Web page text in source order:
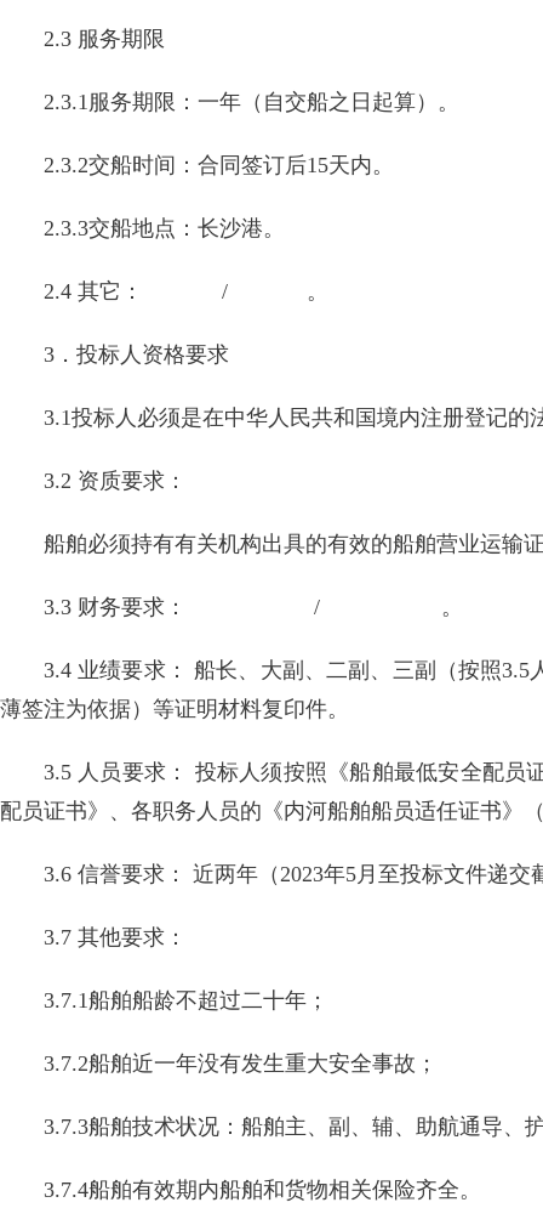
2.3 服务期限
2.3.1服务期限：一年（自交船之日起算）。
2.3.2交船时间：合同签订后15天内。
2.3.3交船地点：长沙港。
2.4 其它： / 。
3．投标人资格要求
3.1投标人必须是在中华人民共和国境内注册登记
3.2 资质要求：
船舶必须持有有关机构出具的有效的船舶营业运输
3.3 财务要求： / 。
3.4 业绩要求： 船长、大副、二副、三副（按照
薄签注为依据）等证明材料复印件。
3.5 人员要求： 投标人须按照《船舶最低安全配
配员证书》、各职务人员的《内河船舶船员适任证书》
3.6 信誉要求： 近两年（2023年5月至投标文件递
3.7 其他要求：
3.7.1船舶船龄不超过二十年；
3.7.2船舶近一年没有发生重大安全事故；
3.7.3船舶技术状况：船舶主、副、辅、助航通导、
3.7.4船舶有效期内船舶和货物相关保险齐全。